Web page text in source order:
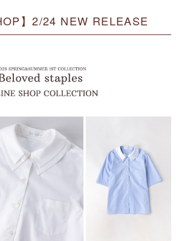
】2/24 NEW RELEASE